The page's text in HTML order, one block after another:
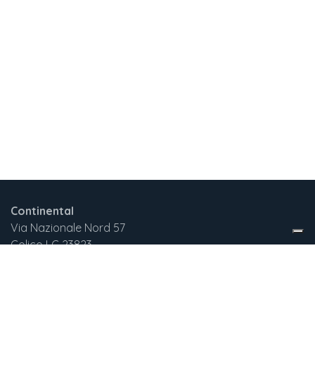
Continental
Via Nazionale Nord 57
Colico LC 23823